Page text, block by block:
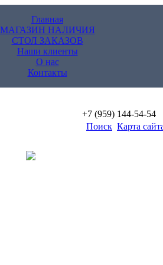
Главная
МАГАЗИН НАЛИЧИЯ
СТОЛ ЗАКАЗОВ
Наши клиенты
О нас
Контакты
+7 (959) 144-54-54
Поиск Карта